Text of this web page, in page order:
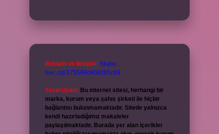
Reklam ve İletişim: Skype:
live:.cid.575569c608265c69
Yasal Uyarı: Bu internet sitesi, herhangi bir
marka, kurum veya şahıs şirketi ile hiçbir
bağlantısı bulunmamaktadır. Sitede yalnızca
kendi hazırladığımız makaleler
paylaşılmaktadır. Burada yer alan içerikler